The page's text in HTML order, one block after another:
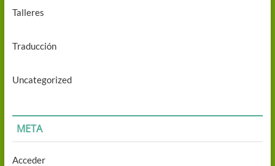
Talleres
Traducción
Uncategorized
META
Acceder